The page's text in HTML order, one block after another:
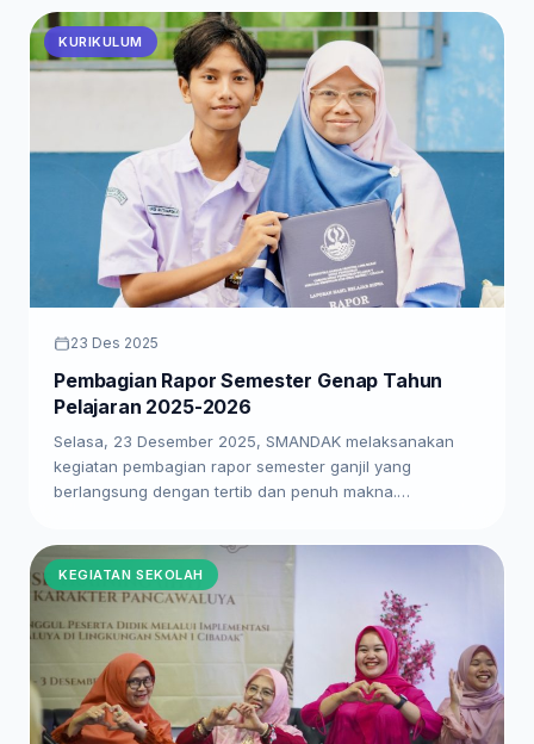
KURIKULUM
23 Des 2025
Pembagian Rapor Semester Genap Tahun
Pelajaran 2025-2026
Selasa, 23 Desember 2025, SMANDAK melaksanakan
kegiatan pembagian rapor semester ganjil yang
berlangsung dengan tertib dan penuh makna.…
KEGIATAN SEKOLAH